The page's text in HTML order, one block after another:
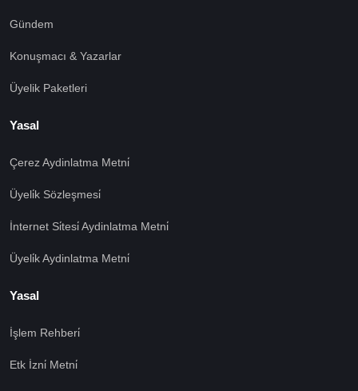
Gündem
Konuşmacı & Yazarlar
Üyelik Paketleri
Yasal
Çerez Aydinlatma Metni̇
Üyeli̇k Sözleşmesi̇
İnternet Si̇tesi̇ Aydinlatma Metni̇
Üyeli̇k Aydinlatma Metni̇
Yasal
İşlem Rehberi̇
Etk İzni̇ Metni̇